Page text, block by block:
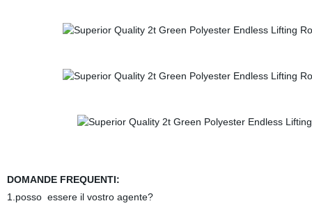
DOMANDE FREQUENTI:
1.posso essere il vostro agente?